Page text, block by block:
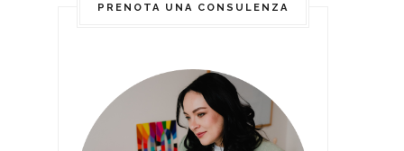
PRENOTA UNA CONSULENZA